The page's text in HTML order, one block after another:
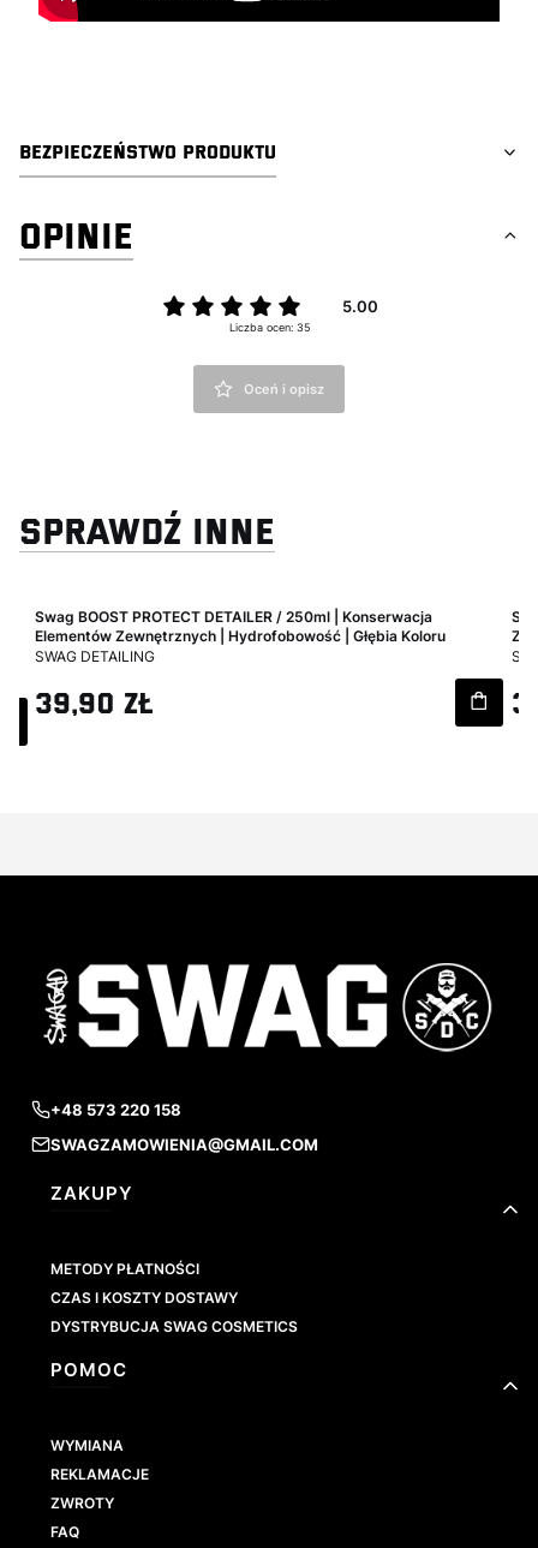
BEZPIECZEŃSTWO PRODUKTU
OPINIE
5.00
Liczba ocen: 35
Oceń i opisz
SPRAWDŹ INNE
Swag BOOST PROTECT DETAILER / 250ml | Konserwacja
Elementów Zewnętrznych | Hydrofobowość | Głębia Koloru
PRODUCENT
SWAG DETAILING
Cena
39,90 zł
+48 573 220 158
SWAGZAMOWIENIA@GMAIL.COM
Linki w stopce
ZAKUPY
METODY PŁATNOŚCI
CZAS I KOSZTY DOSTAWY
DYSTRYBUCJA SWAG COSMETICS
POMOC
WYMIANA
REKLAMACJE
ZWROTY
FAQ